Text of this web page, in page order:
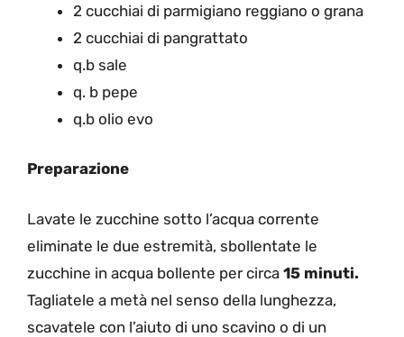
2 cucchiai di parmigiano reggiano o grana
2 cucchiai di pangrattato
q.b sale
q. b pepe
q.b olio evo
Preparazione
Lavate le zucchine sotto l’acqua corrente
eliminate le due estremità, sbollentate le
zucchine in acqua bollente per circa 15 minuti.
Tagliatele a metà nel senso della lunghezza,
scavatele con l’aiuto di uno scavino o di un